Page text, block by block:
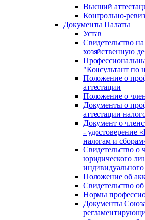
Высший
Контрольно-
Документы Палаты
Устав
Свидетельство
хозяйственную
"Консультант по
Положение о
аттестации
Положение о
Документы о
аттестации
Документ о
- удостоверение
налогам и
Свидетельство о
юридического
Положение об
Свидетельство
Нормы
Документы